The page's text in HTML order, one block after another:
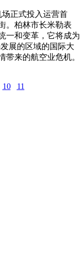
正式投入运营首
。柏林市长米勒表
一和变革，它将成为
展的区域的国际大
带来的航空业危机。
10 11